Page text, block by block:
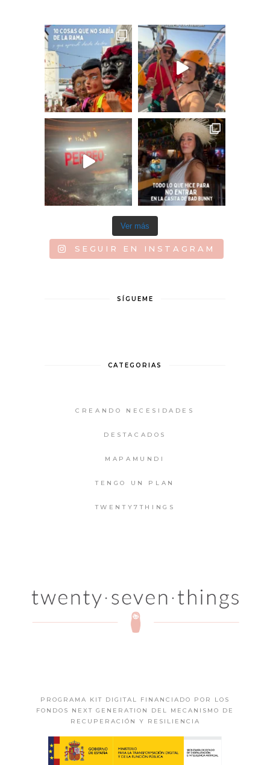
Ver más
SEGUIR EN INSTAGRAM
SÍGUEME
CATEGORIAS
CREANDO NECESIDADES
DESTACADOS
MAPAMUNDI
TENGO UN PLAN
TWENTY7THINGS
PROGRAMA KIT DIGITAL FINANCIADO POR LOS
FONDOS NEXT GENERATION DEL MECANISMO DE
RECUPERACIÓN Y RESILIENCIA